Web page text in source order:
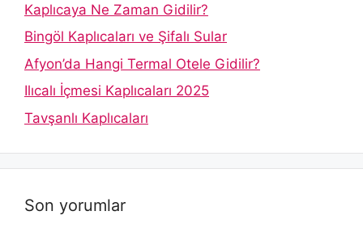
Kaplıcaya Ne Zaman Gidilir?
Bingöl Kaplıcaları ve Şifalı Sular
Afyon’da Hangi Termal Otele Gidilir?
Ilıcalı İçmesi Kaplıcaları 2025
Tavşanlı Kaplıcaları
Son yorumlar